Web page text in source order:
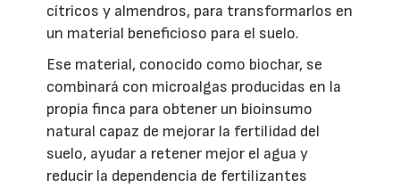
cítricos y almendros, para transformarlos en
un material beneficioso para el suelo.
Ese material, conocido como biochar, se
combinará con microalgas producidas en la
propia finca para obtener un bioinsumo
natural capaz de mejorar la fertilidad del
suelo, ayudar a retener mejor el agua y
reducir la dependencia de fertilizantes